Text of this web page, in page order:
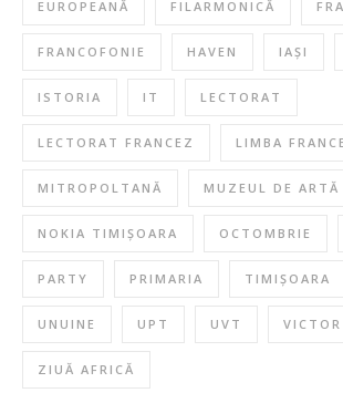
EUROPEANĂ FILARMONICĂ
FRANCOFONIE HAVEN IAȘI
ISTORIA IT LECTORAT
LECTORAT FRANCEZ LIMBA
MITROPOLTANĂ MUZEUL DE ARTĂ
NOKIA TIMIȘOARA OCTOMBRIE
PARTY PRIMARIA TIMIȘOARA
UNUINE UPT UVT VICTOR
ZIUĂ AFRICĂ